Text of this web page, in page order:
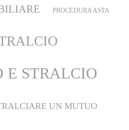
PROCEDURA ASTA
E STRALCIO
UN MUTUO